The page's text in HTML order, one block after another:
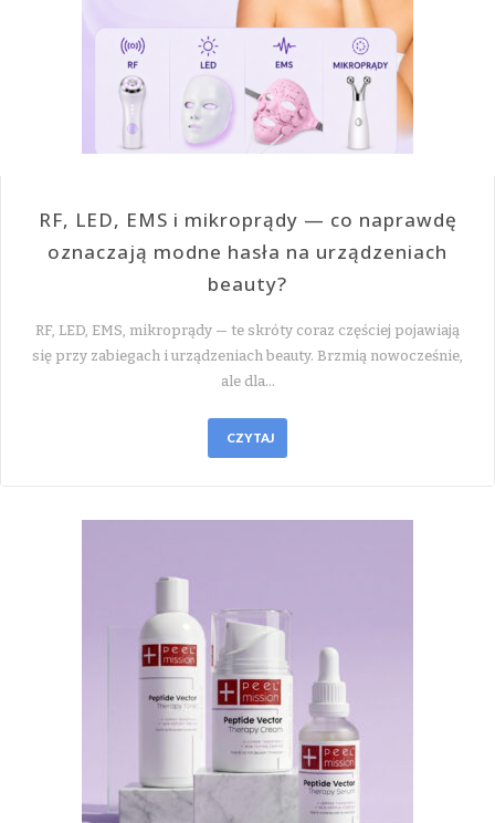
RF, LED, EMS i mikroprądy — co naprawdę
oznaczają modne hasła na urządzeniach
beauty?
RF, LED, EMS, mikroprądy — te skróty coraz częściej pojawiają
się przy zabiegach i urządzeniach beauty. Brzmią nowocześnie,
ale dla…
CZYTAJ